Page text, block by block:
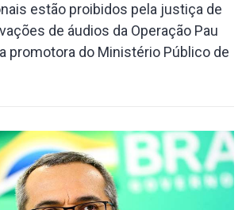
estão proibidos pela justiça de
de áudios da Operação Pau
promotora do Ministério Público de